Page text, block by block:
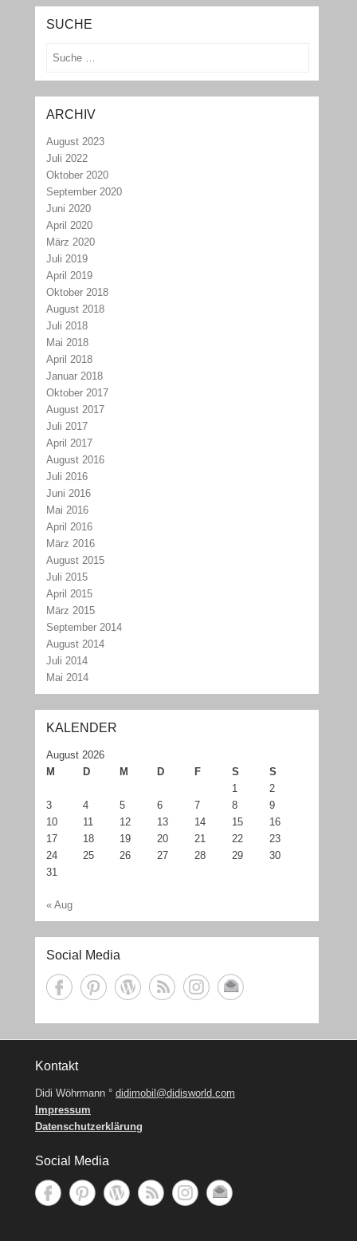
SUCHE
Suchen
ARCHIV
August 2023
Juli 2022
Oktober 2020
September 2020
Juni 2020
April 2020
März 2020
Juli 2019
April 2019
Oktober 2018
August 2018
Juli 2018
Mai 2018
April 2018
Januar 2018
Oktober 2017
August 2017
Juli 2017
April 2017
August 2016
Juli 2016
Juni 2016
Mai 2016
April 2016
März 2016
August 2015
Juli 2015
April 2015
März 2015
September 2014
August 2014
Juli 2014
Mai 2014
KALENDER
August 2026
M
D M D F S
S
1
2
3
4 5 6 7 8
9
10
11 12 13 14 15
16
17
18 19 20 21 22
23
24
25 26 27 28 29
30
31
« Aug
Social Media
Kontakt
Didi Wöhrmann ° didimobil@didisworld.com
Impressum
Datenschutzerklärung
Social Media